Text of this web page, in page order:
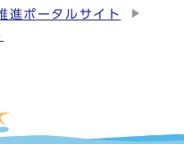
進ポータルサイト